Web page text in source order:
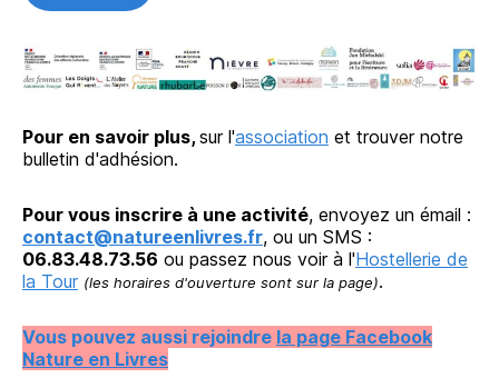
Pour en savoir plus, sur l'association et trouver notre
bulletin d'adhésion.
Pour vous inscrire à une activité, envoyez un émail :
contact@natureenlivres.fr, ou un SMS :
06.83.48.73.56 ou passez nous voir à l'Hostellerie de
la Tour (les horaires d'ouverture sont sur la page).
Vous pouvez aussi rejoindre la page Facebook
Nature en Livres